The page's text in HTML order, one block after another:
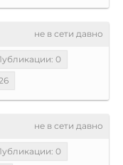
не в сети давно
0
не в сети давно
0